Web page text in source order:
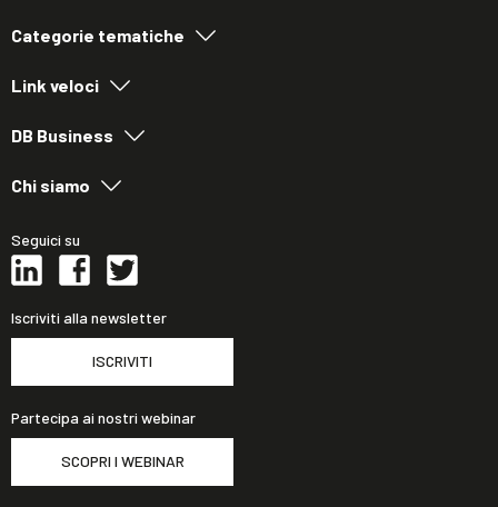
Categorie tematiche
Link veloci
DB Business
Chi siamo
Seguici su
Iscriviti alla newsletter
ISCRIVITI
Partecipa ai nostri webinar
SCOPRI I WEBINAR